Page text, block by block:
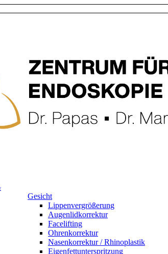
Gesicht
Lippenvergrößerung
Augenlidkorrektur
Facelifting
Ohrenkorrektur
Nasenkorrektur / Rhinoplastik
Eigenfettunterspritzung